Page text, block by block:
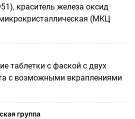
краситель железа оксид
(МКЦ
таблетки с фаской с двух
с возможными вкраплениями
группа